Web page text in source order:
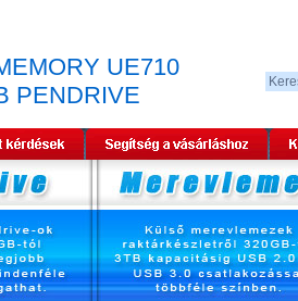
UE710
PENDRIVE